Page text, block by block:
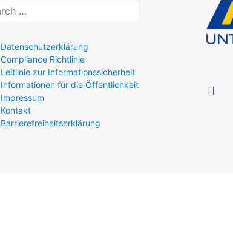
Datenschutzerklärung
Compliance Richtlinie
Leitlinie zur Informationssicherheit
Informationen für die Öffentlichkeit
Impressum
Kontakt
Barrierefreiheitserklärung
facebook